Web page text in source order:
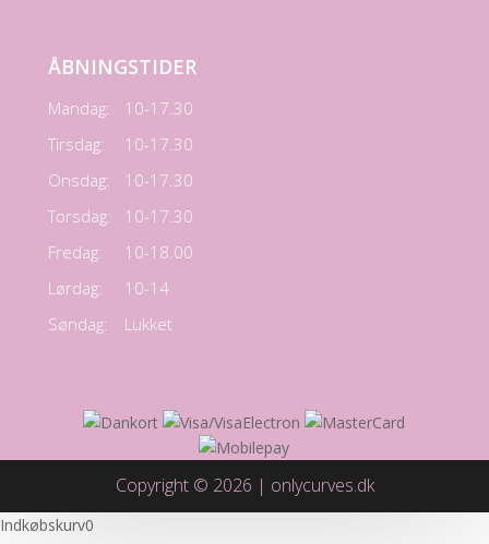
ÅBNINGSTIDER
Mandag:
10-17.30
Tirsdag:
10-17.30
Onsdag:
10-17.30
Torsdag:
10-17.30
Fredag:
10-18.00
Lørdag:
10-14
Søndag:
Lukket
Copyright © 2026 | onlycurves.dk
Indkøbskurv0